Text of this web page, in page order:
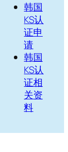
韩国
KS认
证申
请
韩国
KS认
证相
关资
料